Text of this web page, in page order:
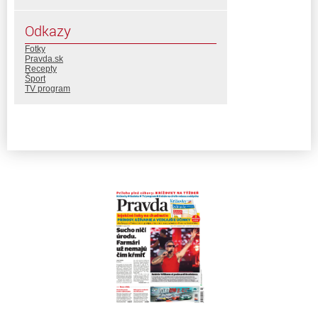
Odkazy
Fotky
Pravda.sk
Recepty
Šport
TV program